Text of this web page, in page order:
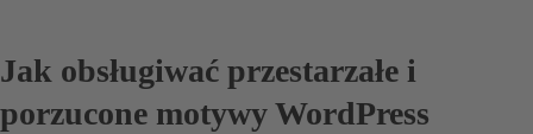
Jak obsługiwać przestarzałe i
porzucone motywy WordPress